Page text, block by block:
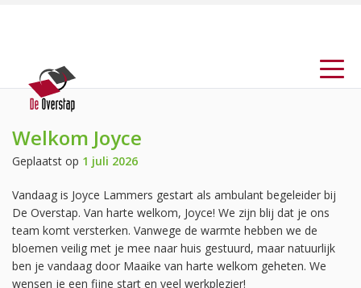
Welkom Joyce
Geplaatst op 1 juli 2026
Vandaag is Joyce Lammers gestart als ambulant begeleider bij
De Overstap. Van harte welkom, Joyce! We zijn blij dat je ons
team komt versterken. Vanwege de warmte hebben we de
bloemen veilig met je mee naar huis gestuurd, maar natuurlijk
ben je vandaag door Maaike van harte welkom geheten. We
wensen je een fijne start en veel werkplezier!